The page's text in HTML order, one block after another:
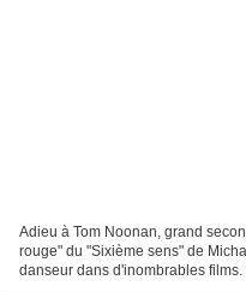
Adieu à Tom Noonan, grand
rouge" du "Sixième sens" de
danseur dans d'inombrables